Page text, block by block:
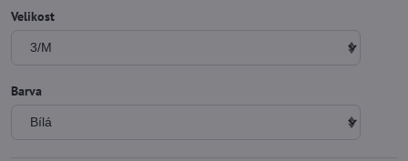
Velikost
Barva